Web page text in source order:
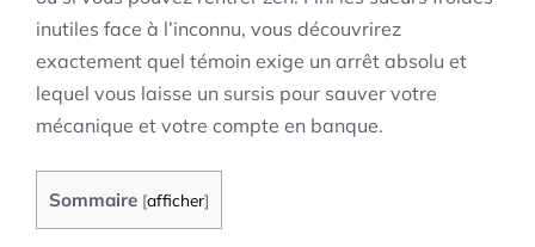
inutiles face à l’inconnu, vous découvrirez
exactement quel témoin exige un arrêt absolu et
lequel vous laisse un sursis pour sauver votre
mécanique et votre compte en banque.
Sommaire [afficher]